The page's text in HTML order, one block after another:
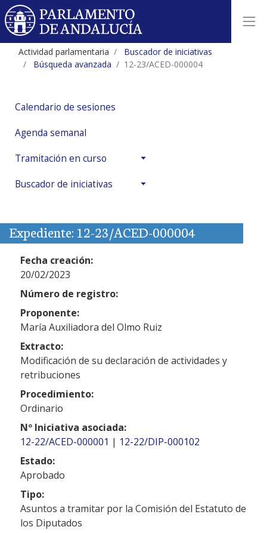
Actividad parlamentaria
Buscador de iniciativas
Búsqueda avanzada
12-23/ACED-000004
Calendario de sesiones
Agenda semanal
Tramitación en curso
Buscador de iniciativas
Expediente: 12-23/ACED-000004
Fecha creación:
20/02/2023
Número de registro:
Proponente:
María Auxiliadora del Olmo Ruiz
Extracto:
Modificación de su declaración de actividades y
retribuciones
Procedimiento:
Ordinario
Nº Iniciativa asociada:
12-22/ACED-000001 | 12-22/DIP-000102
Estado:
Aprobado
Tipo:
Asuntos a tramitar por la Comisión del Estatuto de
los Diputados